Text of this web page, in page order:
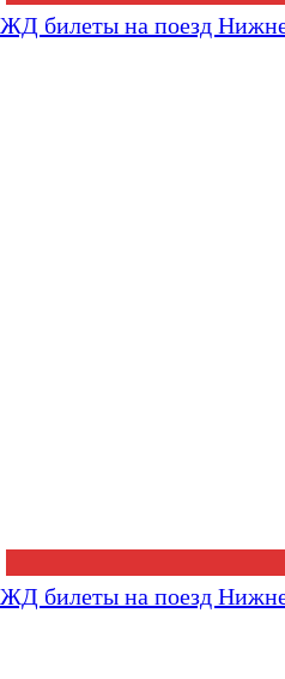
ЖД билеты на поезд
ЖД билеты на поезд